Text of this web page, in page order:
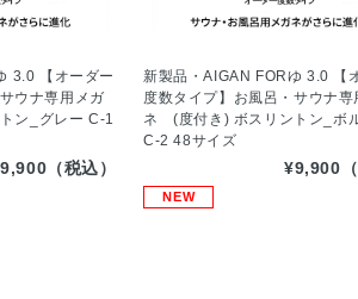
3.0 【オーダー
ウナ専用メガ
ン_グレー C-1
（税込）
新製品・AIGAN FORゆ 3.0 【
度数タイプ】お風呂・サウナ専
ネ (度付き) ボスリントン_ボ
C-2 48サイズ
¥9,900
NEW